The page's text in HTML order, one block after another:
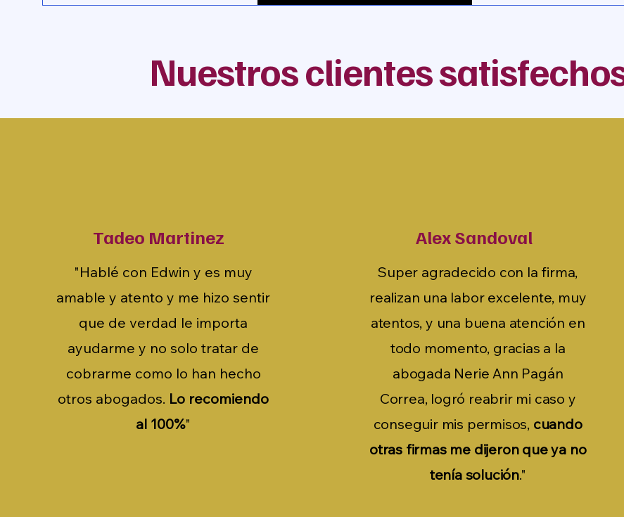
Nuestros clientes
Tadeo Martinez
"Hablé con Edwin y es muy
amable y atento y me hizo sentir
que de verdad le importa
ayudarme y no solo tratar de
cobrarme como lo han hecho
otros abogados. Lo recomiendo
al 100%"
Alex Sandoval
Super agradecido con la firma,
realizan una labor excelente, muy
atentos, y una buena atención en
todo momento, gracias a la
abogada Nerie Ann Pagán
Correa, logró reabrir mi caso y
conseguir mis permisos, cuando
otras firmas me dijeron que ya no
tenía solución."